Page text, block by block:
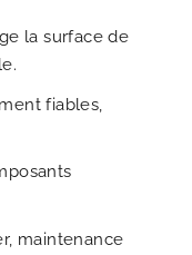
la surface de
fiables,
maintenance